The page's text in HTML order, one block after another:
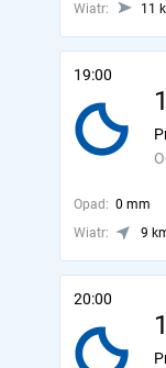
Wiatr:
11
19:00
Opad: 0 mm
Wiatr:
9
20:00